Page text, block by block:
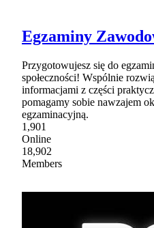
Egzaminy
Przygotowujesz się do
społeczności! Wspólnie
informacjami z części
pomagamy sobie nawzajem
egzaminacyjną.
1,901
Online
18,902
Members